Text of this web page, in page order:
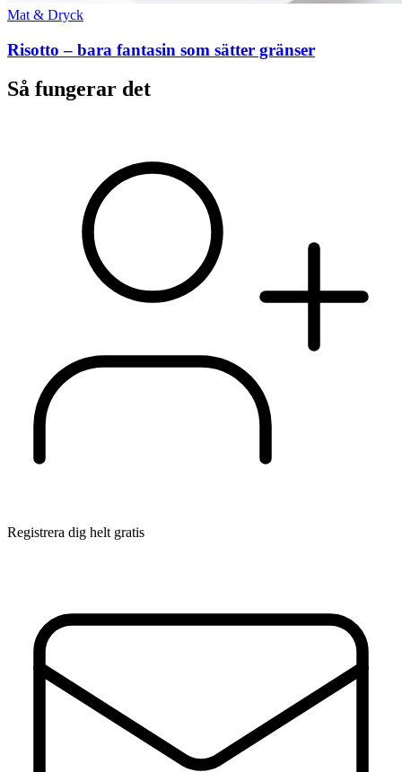
Mat & Dryck
Risotto – bara fantasin som sätter gränser
Så fungerar det
Registrera dig helt gratis